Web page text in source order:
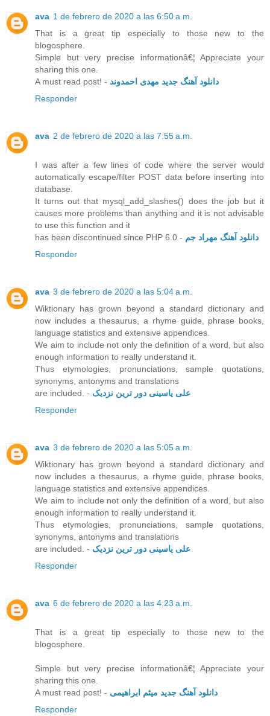
ava 1 de febrero de 2020 a las 6:50 a.m.
That is a great tip especially to those new to the
blogosphere.
Simple but very precise informationâ€¦ Appreciate your
sharing this one.
A must read post! - دانلود آهنگ جدید مهدی احمدوند
Responder
ava 2 de febrero de 2020 a las 7:55 a.m.
I was after a few lines of code where the server would
automatically escape/filter POST data before inserting into
database.
It turns out that mysql_add_slashes() does the job but it
causes more problems than anything and it is not advisable
to use this function and it
has been discontinued since PHP 6.0 - دانلود آهنگ مهراد جم
Responder
ava 3 de febrero de 2020 a las 5:04 a.m.
Wiktionary has grown beyond a standard dictionary and
now includes a thesaurus, a rhyme guide, phrase books,
language statistics and extensive appendices.
We aim to include not only the definition of a word, but also
enough information to really understand it.
Thus etymologies, pronunciations, sample quotations,
synonyms, antonyms and translations
are included. - علی یاسینی دور ترین نزدیک
Responder
ava 3 de febrero de 2020 a las 5:05 a.m.
Wiktionary has grown beyond a standard dictionary and
now includes a thesaurus, a rhyme guide, phrase books,
language statistics and extensive appendices.
We aim to include not only the definition of a word, but also
enough information to really understand it.
Thus etymologies, pronunciations, sample quotations,
synonyms, antonyms and translations
are included. - علی یاسینی دور ترین نزدیک
Responder
ava 6 de febrero de 2020 a las 4:23 a.m.
That is a great tip especially to those new to the
blogosphere.
Simple but very precise informationâ€¦ Appreciate your
sharing this one.
A must read post! - دانلود آهنگ جدید میثم ابراهیمی
Responder